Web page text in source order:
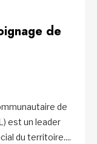
de
de
est un leader
du territoire....